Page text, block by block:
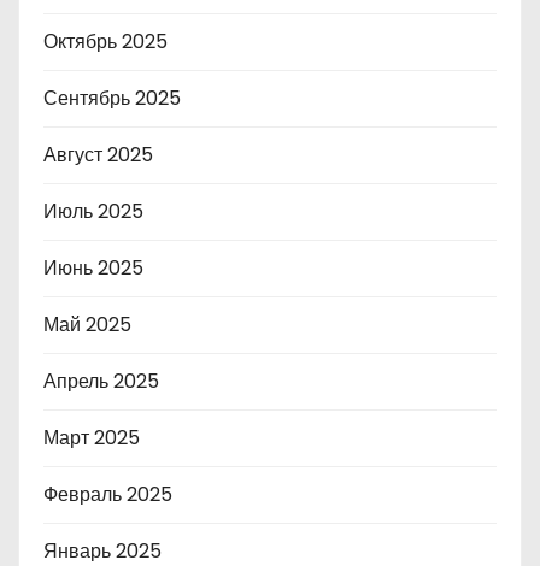
Октябрь 2025
Сентябрь 2025
Август 2025
Июль 2025
Июнь 2025
Май 2025
Апрель 2025
Март 2025
Февраль 2025
Январь 2025